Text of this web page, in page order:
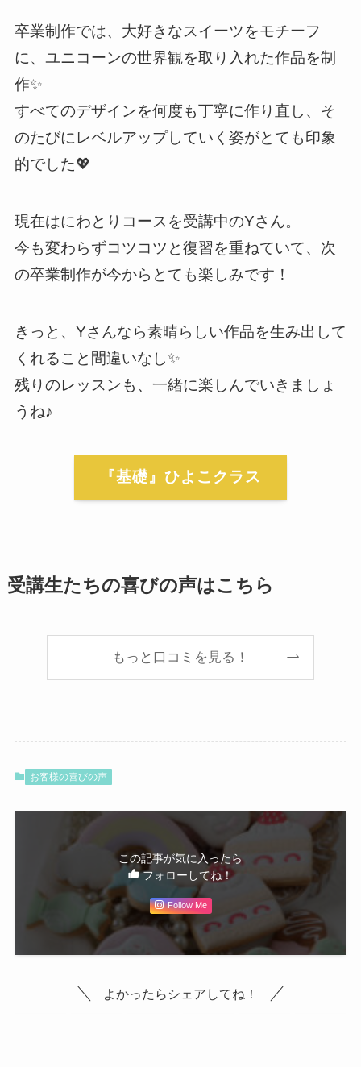
卒業制作では、大好きなスイーツをモチーフ
に、ユニコーンの世界観を取り入れた作品を制
作✨
すべてのデザインを何度も丁寧に作り直し、そ
のたびにレベルアップしていく姿がとても印象
的でした💖
現在はにわとりコースを受講中のYさん。
今も変わらずコツコツと復習を重ねていて、次
の卒業制作が今からとても楽しみです！
きっと、Yさんなら素晴らしい作品を生み出して
くれること間違いなし✨
残りのレッスンも、一緒に楽しんでいきましょ
うね♪
『基礎』ひよこクラス
受講生たちの喜びの声はこちら
もっと口コミを見る！
お客様の喜びの声
この記事が気に入ったら
フォローしてね！
Follow Me
よかったらシェアしてね！